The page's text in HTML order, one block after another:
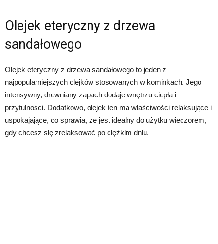
Olejek eteryczny z drzewa
sandałowego
Olejek eteryczny z drzewa sandałowego to jeden z
najpopularniejszych olejków stosowanych w kominkach. Jego
intensywny, drewniany zapach dodaje wnętrzu ciepła i
przytulności. Dodatkowo, olejek ten ma właściwości relaksujące i
uspokajające, co sprawia, że jest idealny do użytku wieczorem,
gdy chcesz się zrelaksować po ciężkim dniu.